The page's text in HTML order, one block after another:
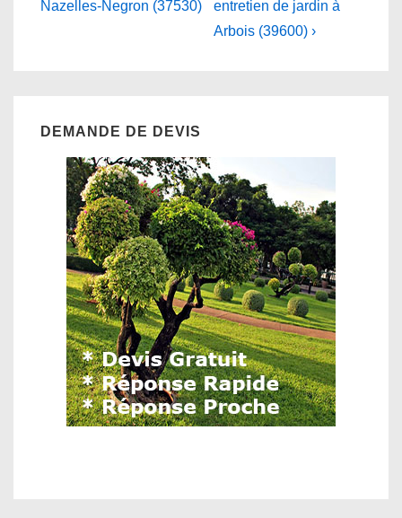
l’article
is
Nazelles-Negron (37530)
is
entretien de jardin à
Arbois (39600) ›
DEMANDE DE DEVIS